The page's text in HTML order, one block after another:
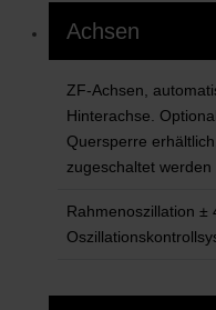
Achsen
ZF-Achsen,
Hinterachse.
Quersperre
zugeschaltet werden
Rahmenoszillation ±